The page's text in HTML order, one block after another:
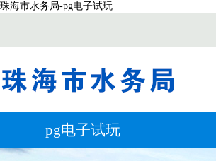
珠海市水务局-pg电子试玩
pg电子试玩